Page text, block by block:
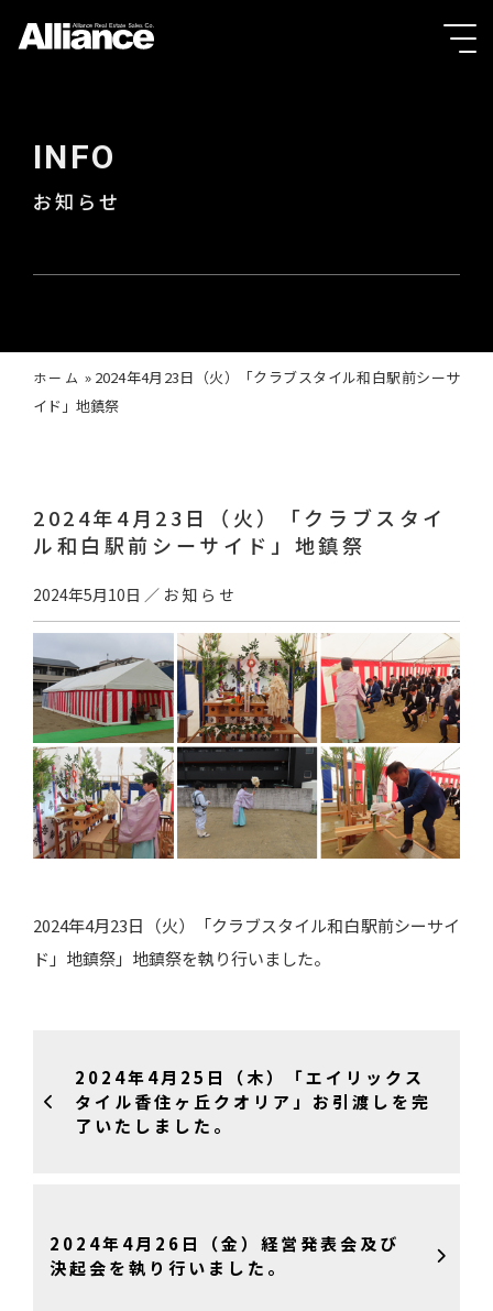
INFO
お知らせ
ホーム » 2024年4月23日（火）「クラブスタイル和白駅前シーサ
イド」地鎮祭
2024年4月23日（火）「クラブスタイ
ル和白駅前シーサイド」地鎮祭
2024年5月10日 ／ お知らせ
2024年4月23日（火）「クラブスタイル和白駅前シーサイ
ド」地鎮祭」地鎮祭を執り行いました。
2024年4月25日（木）「エイリックス
タイル香住ヶ丘クオリア」お引渡しを完
了いたしました。
2024年4月26日（金）経営発表会及び
決起会を執り行いました。